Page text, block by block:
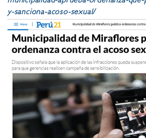
y-sanciona-acoso-sexual/